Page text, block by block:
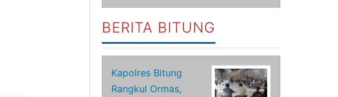
BERITA BITUNG
Kapolres Bitung
Rangkul Ormas,